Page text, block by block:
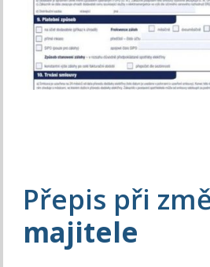
Přepis při
majitele